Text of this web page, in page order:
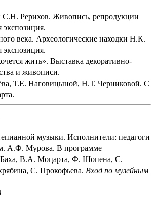
С.Н. Рерихов. Живопись, репродукции
экспозиция.
века. Археологические находки Н.К.
экспозиция.
жить». Выставка декоративно-
и живописи.
Т.Е. Наговицыной, Н.Т. Черниковой. С
музыки. Исполнители: педагоги
А.Ф. Мурова. В программе
В.А. Моцарта, Ф. Шопена, С.
С. Прокофьева. Вход по музейным